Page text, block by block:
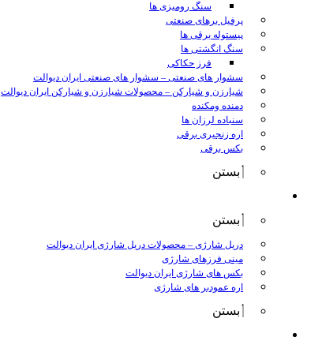
سنگ رومیزی ها
پرفیل برهای صنعتی
پیستوله برقی ها
سنگ انگشتی ها
فرز حکاکی
سشوار های صنعتی – سشوار های صنعتی ایران دیوالت
شیارزن و شیارکن – محصولات شیارزن و شیارکن ایران دیوالت
دمنده ومکنده
سنباده لرزان ها
اره زنجیری برقی
بکس برقی
بستن
بستن
دریل شارژی – محصولات دریل شارژی ایران دیوالت
مینی فرزهای شارژی
بکس های شارژی ایران دیوالت
اره عمودبر های شارژی
بستن